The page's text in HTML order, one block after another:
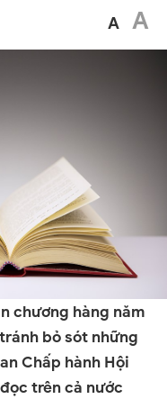
A A
chương hàng năm
bỏ sót những
Chấp hành Hội
trên cả nước